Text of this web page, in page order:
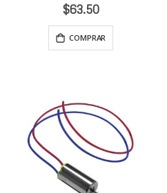
0%
$63.50
COMPRAR